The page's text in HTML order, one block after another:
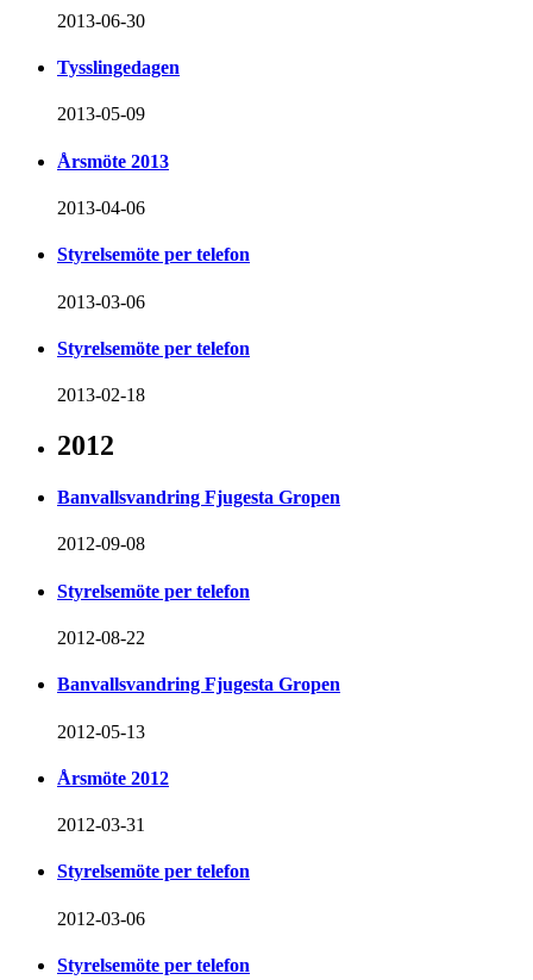
2013-06-30
Tysslingedagen
2013-05-09
Årsmöte 2013
2013-04-06
Styrelsemöte per telefon
2013-03-06
Styrelsemöte per telefon
2013-02-18
2012
Banvallsvandring Fjugesta Gropen
2012-09-08
Styrelsemöte per telefon
2012-08-22
Banvallsvandring Fjugesta Gropen
2012-05-13
Årsmöte 2012
2012-03-31
Styrelsemöte per telefon
2012-03-06
Styrelsemöte per telefon